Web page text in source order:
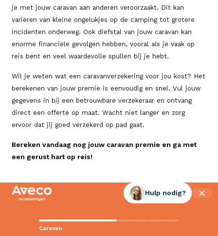
je met jouw caravan aan anderen veroorzaakt. Dit kan
variëren van kleine ongelukjes op de camping tot grotere
incidenten onderweg. Ook diefstal van jouw caravan kan
enorme financiële gevolgen hebben, vooral als je vaak op
reis bent en veel waardevolle spullen bij je hebt.
Wil je weten wat een caravanverzekering voor jou kost? Het
berekenen van jouw premie is eenvoudig en snel. Vul jouw
gegevens in bij een betrouwbare verzekeraar en ontvang
direct een offerte op maat. Wacht niet langer en zorg
ervoor dat jij goed verzekerd op pad gaat.
Bereken vandaag nog jouw caravan premie en ga met
een gerust hart op reis!
Caravan
Hulp nodig?
Contact met Aveco?
Wij staan voor je klaar!